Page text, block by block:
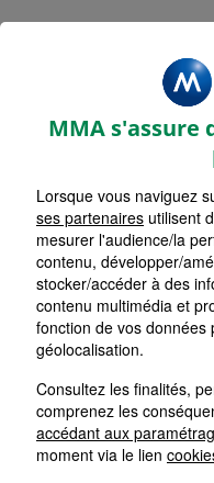
Assurance
Assurance Isère (38)
MMA s'assure
Lorsque vous naviguez
ses partenaires utilisent
mesurer l'audience/la
contenu, développer/
stocker/accéder à des
contenu multimédia et
fonction de vos données
géolocalisation.
Consultez les finalités,
comprenez les
accédant aux
moment via le lien